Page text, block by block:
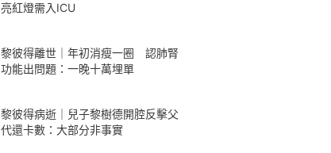
亮紅燈需入ICU
黎彼得離世｜年初消瘦一圈 認肺腎
功能出問題：一晚十萬埋單
黎彼得病逝｜兒子黎樹德開腔反擊父
代還卡數：大部分非事實